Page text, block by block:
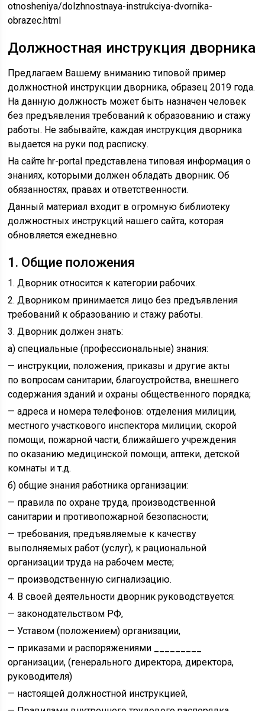
otnosheniya/dolzhnostnaya-instrukciya-dvornika-
obrazec.html
Должностная инструкция дворника
Предлагаем Вашему вниманию типовой пример
должностной инструкции дворника, образец 2019 года.
На данную должность может быть назначен человек
без предъявления требований к образованию и стажу
работы. Не забывайте, каждая инструкция дворника
выдается на руки под расписку.
На сайте hr-portal представлена типовая информация о
знаниях, которыми должен обладать дворник. Об
обязанностях, правах и ответственности.
Данный материал входит в огромную библиотеку
должностных инструкций нашего сайта, которая
обновляется ежедневно.
1. Общие положения
1. Дворник относится к категории рабочих.
2. Дворником принимается лицо без предъявления
требований к образованию и стажу работы.
3. Дворник должен знать:
а) специальные (профессиональные) знания:
— инструкции, положения, приказы и другие акты
по вопросам санитарии, благоустройства, внешнего
содержания зданий и охраны общественного порядка;
— адреса и номера телефонов: отделения милиции,
местного участкового инспектора милиции, скорой
помощи, пожарной части, ближайшего учреждения
по оказанию медицинской помощи, аптеки, детской
комнаты и т.д.
б) общие знания работника организации:
— правила по охране труда, производственной
санитарии и противопожарной безопасности;
— требования, предъявляемые к качеству
выполняемых работ (услуг), к рациональной
организации труда на рабочем месте;
— производственную сигнализацию.
4. В своей деятельности дворник руководствуется:
— законодательством РФ,
— Уставом (положением) организации,
— приказами и распоряжениями _________
организации, (генерального директора, директора,
руководителя)
— настоящей должностной инструкцией,